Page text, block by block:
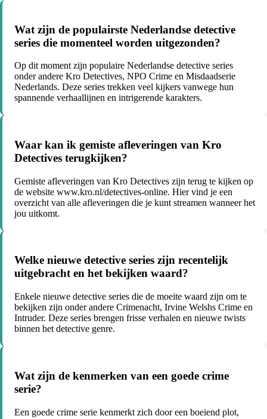
Wat zijn de populairste Nederlandse detective
series die momenteel worden uitgezonden?
Op dit moment zijn populaire Nederlandse detective series
onder andere Kro Detectives, NPO Crime en Misdaadserie
Nederlands. Deze series trekken veel kijkers vanwege hun
spannende verhaallijnen en intrigerende karakters.
Waar kan ik gemiste afleveringen van Kro
Detectives terugkijken?
Gemiste afleveringen van Kro Detectives zijn terug te kijken op
de website www.kro.nl/detectives-online. Hier vind je een
overzicht van alle afleveringen die je kunt streamen wanneer het
jou uitkomt.
Welke nieuwe detective series zijn recentelijk
uitgebracht en het bekijken waard?
Enkele nieuwe detective series die de moeite waard zijn om te
bekijken zijn onder andere Crimenacht, Irvine Welshs Crime en
Intruder. Deze series brengen frisse verhalen en nieuwe twists
binnen het detective genre.
Wat zijn de kenmerken van een goede crime
serie?
Een goede crime serie kenmerkt zich door een boeiend plot,